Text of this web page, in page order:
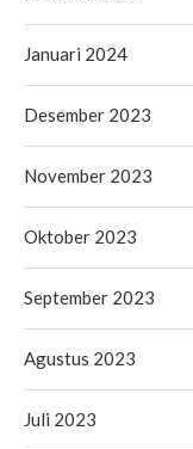
Januari 2024
Desember 2023
November 2023
Oktober 2023
September 2023
Agustus 2023
Juli 2023